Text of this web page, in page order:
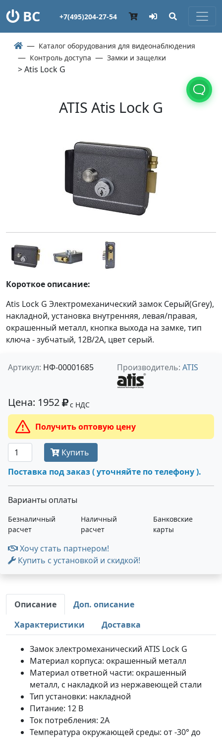
ВС +7(495)204-27-54
Каталог оборудования для видеонаблюдения
Контроль доступа
Замки и защелки
> Atis Lock G
ATIS Atis Lock G
Короткое описание:
Atis Lock G Электромеханический замок Серый(Grey),
накладной, установка внутренняя, левая/правая,
окрашенный металл, кнопка выхода на замке, тип
ключа - зубчатый, 12В/2А, цвет серый.
Артикул: НФ-00001685 Производитель: ATIS
Цена: 1952 с НДС
Получить оптовую цену
Купить
Поставка под заказ ( уточняйте по телефону ).
Варианты оплаты
Безналичный
расчет
Наличный
расчет
Банковские
карты
Хочу стать партнером!
Купить с установкой и скидкой!
Описание
Доп. описание
Характеристики
Доставка
Замок электромеханический ATIS Lock G
Материал корпуса: окрашенный металл
Материал ответной части: окрашенный
металл, с накладкой из нержавеющей стали
Тип установки: накладной
Питание: 12 В
Ток потребления: 2А
Температура окружающей среды: от -30° до